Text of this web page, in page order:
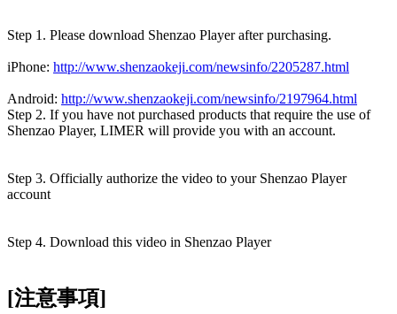
Step 1. Please download Shenzao Player after purchasing.
iPhone: http://www.shenzaokeji.com/newsinfo/2205287.html
Android: http://www.shenzaokeji.com/newsinfo/2197964.html
Step 2. If you have not purchased products that require the use of
Shenzao Player, LIMER will provide you with an account.
Step 3. Officially authorize the video to your Shenzao Player
account
Step 4. Download this video in Shenzao Player
[注意事項]